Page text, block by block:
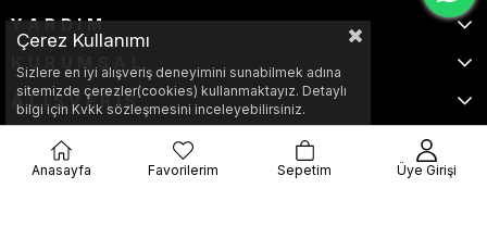
YARDIM
ALIŞVERİŞ
Çerez Kullanımı
Sizlere en iyi alışveriş deneyimini sunabilmek adına
sitemizde çerezler(cookies) kullanmaktayız. Detaylı
bilgi için Kvkk sözleşmesini inceleyebilirsiniz.
Anasayfa Favorilerim Sepetim Üye Girişi